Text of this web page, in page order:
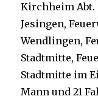
Kirchheim Abt.
Jesingen,
Wendlingen,
Stadtmitte,
Stadtmitte im
Mann und 21